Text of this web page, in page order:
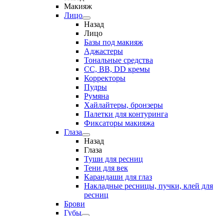
Макияж
Лицо
Назад
Лицо
Базы под макияж
Аджастеры
Тональные средства
CC, BB, DD кремы
Корректоры
Пудры
Румяна
Хайлайтеры, бронзеры
Палетки для контуринга
Фиксаторы макияжа
Глаза
Назад
Глаза
Туши для ресниц
Тени для век
Карандаши для глаз
Накладные ресницы, пучки, клей для
ресниц
Брови
Губы